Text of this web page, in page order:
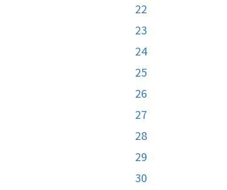
22
23
24
25
26
27
28
29
30